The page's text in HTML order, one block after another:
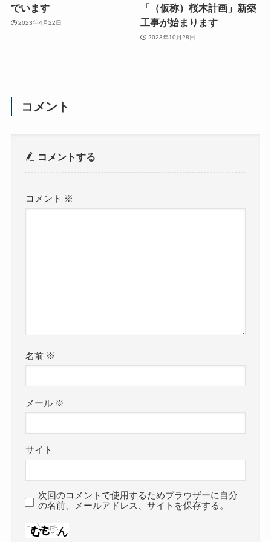
でいます
2023年4月22日
「（仮称）桜木計画」新築
工事が始まります
2023年10月28日
コメント
コメントする
コメント ※
名前 ※
メール ※
サイト
次回のコメントで使用するためブラウザーに自分
の名前、メールアドレス、サイトを保存する。